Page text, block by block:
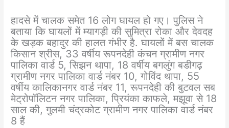
हादसे में चालक समेत 16 लोग घायल हो गए। पुलिस ने
बताया कि घायलों में म्यागड़ी की सुमित्रा रोका और देवदह
के खड़क बहादुर की हालत गंभीर है. घायलों में बस चालक
किसान श्रीस, 33 वर्षीय रूपनदेही कंचन ग्रामीण नगर
पालिका वार्ड 5, सिझन थापा, 18 वर्षीय बगलुंग बडीगढ़
ग्रामीण नगर पालिका वार्ड नंबर 10, गोविंद थापा, 55
वर्षीय कालिकानगर वार्ड नंबर 11, रूपनदेही की बुटवल सब
मेट्रोपॉलिटन नगर पालिका, प्रियंका काफले, मझूवा से 18
साल की, गुलमी चंद्रकोट ग्रामीण नगर पालिका वार्ड नंबर
8 हैं